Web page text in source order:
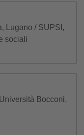
Lugano / SUPSI,
sociali
Bocconi,